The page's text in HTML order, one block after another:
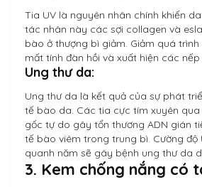
Tia UV là nguyên nhân chính khiến
tác nhân này các sợi collagen và
bào ở thượng bì giảm. Giảm quá
mất tính đàn hồi và xuất hiện các nếp
Ung thư da:
Ung thư da là kết quả của sự phát
tế bào da. Các tia cực tím xuyên
gốc tự do gây tổn thương ADN gián
tế bào viêm trong trung bì. Cường độ
quanh năm sẽ gây bệnh ung thư da
3. Kem chống nắng có